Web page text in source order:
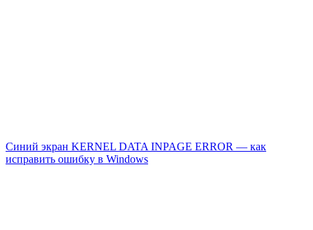
Синий экран KERNEL DATA INPAGE ERROR — как
исправить ошибку в Windows